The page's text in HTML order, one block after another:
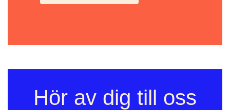
Hör av dig till oss